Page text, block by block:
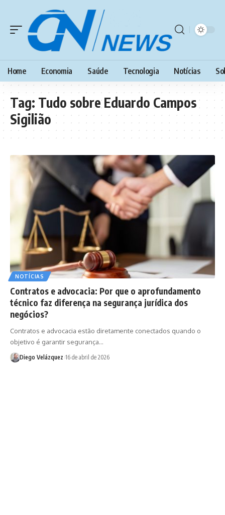
Home Economia Saúde Tecnologia Notícias
Tag: Tudo sobre Eduardo Campos
Sigilião
NOTÍCIAS
Contratos e advocacia: Por que o aprofundamento
técnico faz diferença na segurança jurídica dos
negócios?
Contratos e advocacia estão diretamente conectados quando o
objetivo é garantir segurança…
Diego Velázquez 16 de abril de 2026